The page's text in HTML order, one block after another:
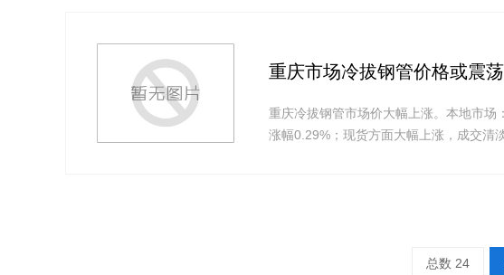
重庆市场冷拔钢管价格或震
重庆冷拔钢管市场价大幅上涨。本地市场
涨幅0.29%；现货方面大幅上涨，成交清
总数 24